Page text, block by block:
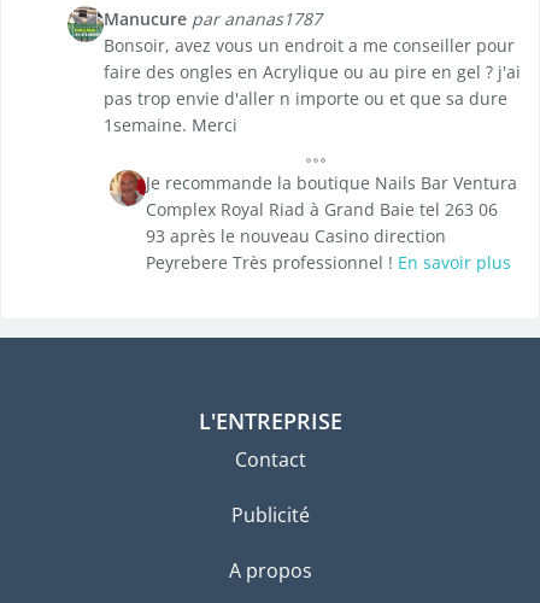
Manucure par ananas1787
Bonsoir, avez vous un endroit a me conseiller pour
faire des ongles en Acrylique ou au pire en gel ? j'ai
pas trop envie d'aller n importe ou et que sa dure
1semaine. Merci
Je recommande la boutique Nails Bar Ventura
Complex Royal Riad à Grand Baie tel 263 06
93 après le nouveau Casino direction
Peyrebere Très professionnel ! En savoir plus
L'ENTREPRISE
Contact
Publicité
A propos